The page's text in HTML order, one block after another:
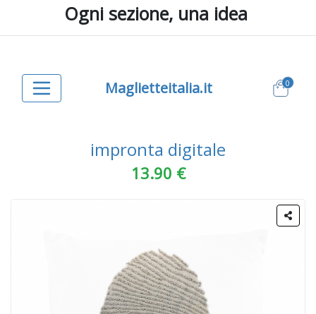
Ogni sezione, una idea
Maglietteitalia.it 0
impronta digitale
13.90 €